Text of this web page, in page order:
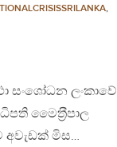
,
සංශෝධන ලංකාවේ
මෛත‍්‍රීපාල
අවැඩක් මිස…